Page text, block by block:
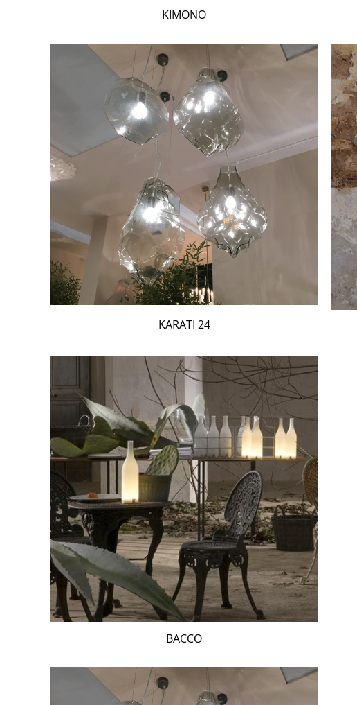
KIMONO
24 KARATI
BACCO